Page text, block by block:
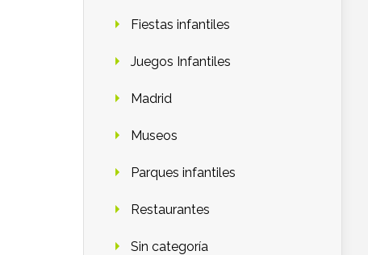
Fiestas infantiles
Juegos Infantiles
Madrid
Museos
Parques infantiles
Restaurantes
Sin categoría